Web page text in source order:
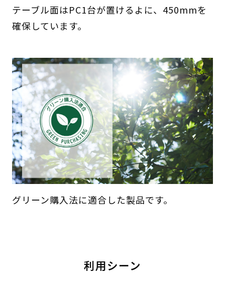
テーブル面はPC1台が置けるよに、450mmを
確保しています。
グリーン購入法に適合した製品です。
利用シーン